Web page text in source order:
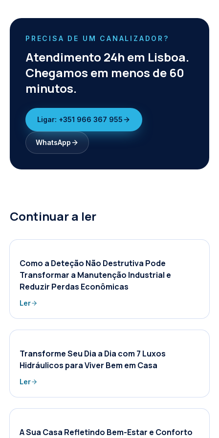
PRECISA DE UM CANALIZADOR?
Atendimento 24h em Lisboa.
Chegamos em menos de 60
minutos.
Ligar: +351 966 367 955
WhatsApp
Continuar a ler
Como a Deteção Não Destrutiva Pode
Transformar a Manutenção Industrial e
Reduzir Perdas Econômicas
Ler
Transforme Seu Dia a Dia com 7 Luxos
Hidráulicos para Viver Bem em Casa
Ler
A Sua Casa Refletindo Bem-Estar e Conforto